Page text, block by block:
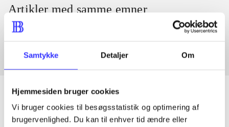
Samtykke Detaljer Om
Hjemmesiden bruger cookies
Vi bruger cookies til besøgsstatistik og optimering af
brugervenlighed. Du kan til enhver tid ændre eller
Artikler med samme emner
Fra